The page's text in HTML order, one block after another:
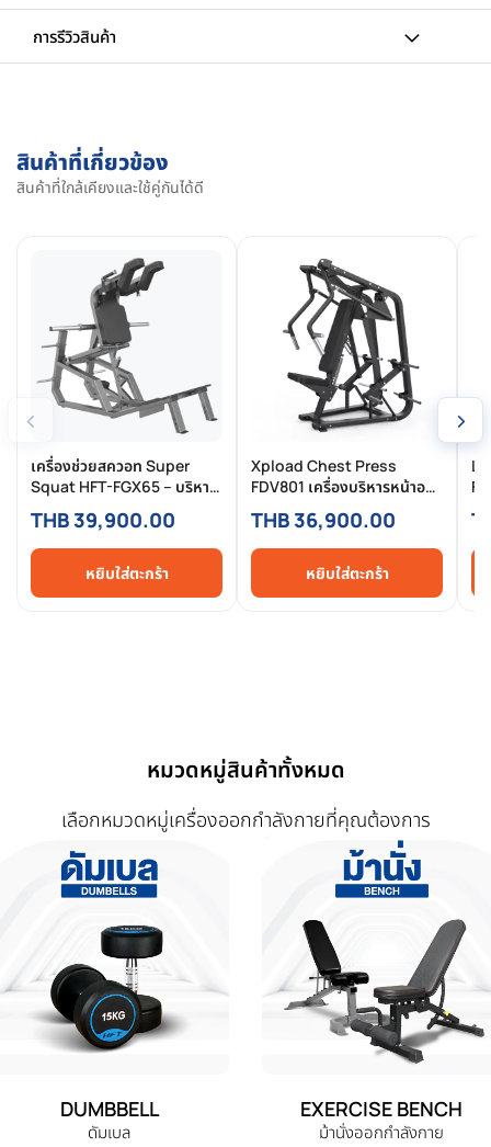
การรีวิวสินค้า
สินค้าที่เกี่ยวข้อง
สินค้าที่ใกล้เคียงและใช้คู่กันได้ดี
‹
เครื่องช่วยสควอท Super
Squat HFT-FGX65 – บริหาร
ต้นขา สะโพก และหน้าท้อง
THB 39,900.00
หยิบใส่ตะกร้า
Xpload Chest Press
FDV801 เครื่องบริหารหน้าอก
ระบบแขนอิสระ แบบ
Commercial Grade
THB 36,900.00
หยิบใส่ตะกร้า
›
หมวดหมู่สินค้าทั้งหมด
เลือกหมวดหมู่เครื่องออกกำลังกายที่คุณต้องการ
DUMBBELL
ดัมเบล
EXERCISE BENCH
ม้านั่งออกกำลังกาย